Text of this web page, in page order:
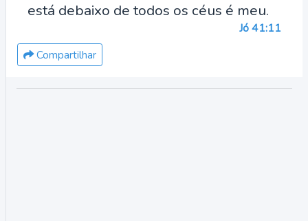
está debaixo de todos os céus é meu.
Jó 41:11
Compartilhar